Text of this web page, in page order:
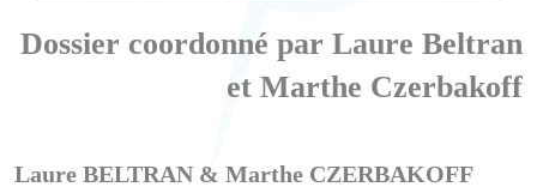
Dossier coordonné par Laure Beltran
et Marthe Czerbakoff
Laure BELTRAN & Marthe CZERBAKOFF